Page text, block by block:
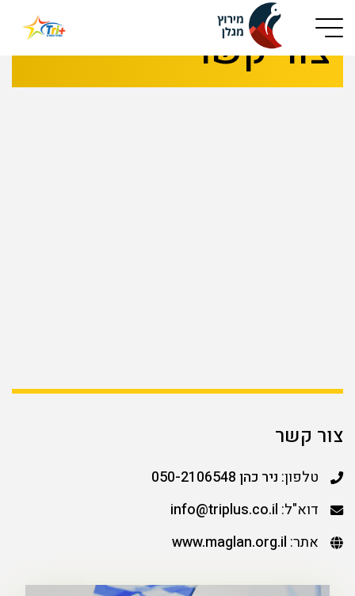
Button used only for devices with a small screen
צור קשר
צור קשר
טלפון: ניר כהן 050-2106548
דוא"ל: info@triplus.co.il
אתר: www.maglan.org.il